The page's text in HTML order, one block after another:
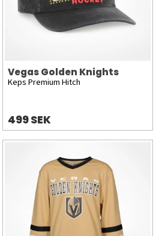
Vegas Golden Knights
Keps Premium Hitch
499 SEK